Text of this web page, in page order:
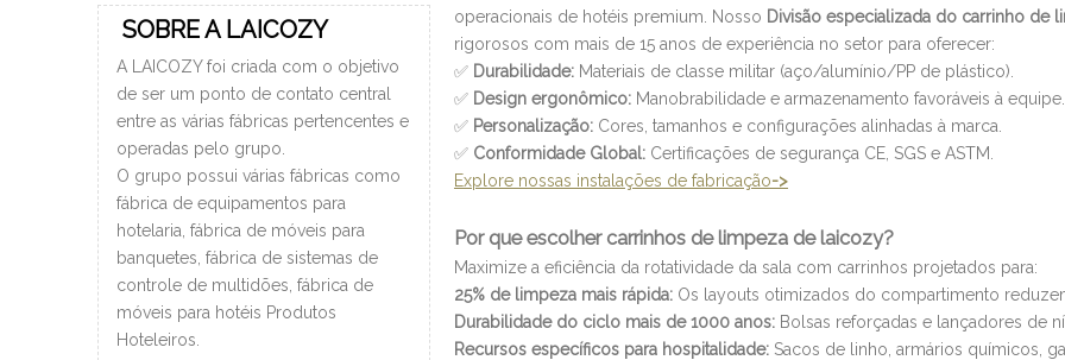
SOBRE A LAICOZY
A LAICOZY foi criada com o objetivo
de ser um ponto de contato central
entre as várias fábricas pertencentes e
operadas pelo grupo.
O grupo possui várias fábricas como
fábrica de equipamentos para
hotelaria, fábrica de móveis para
banquetes, fábrica de sistemas de
controle de multidões, fábrica de
móveis para hotéis Produtos
Hoteleiros.
operacionais de hotéis premium. Nosso Divisão especializada do carrinho de
rigorosos com mais de 15 anos de experiência no setor para oferecer:
✅ Durabilidade: Materiais de classe militar (aço/alumínio/PP de plástico).
✅ Design ergonômico: Manobrabilidade e armazenamento favoráveis ​​à equipe.
✅ Personalização: Cores, tamanhos e configurações alinhadas à marca.
✅ Conformidade Global: Certificações de segurança CE, SGS e ASTM.
Explore nossas instalações de fabricação->
Por que escolher carrinhos de limpeza de laicozy?
Maximize a eficiência da rotatividade da sala com carrinhos projetados para:
25% de limpeza mais rápida: Os layouts otimizados do compartimento
Durabilidade do ciclo mais de 1000 anos: Bolsas reforçadas e lançadores de
Recursos específicos para hospitalidade: Sacos de linho, armários químicos,